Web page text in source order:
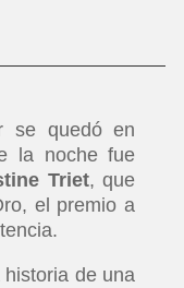
se quedó en
la noche fue
Triet, que
el premio a
de una